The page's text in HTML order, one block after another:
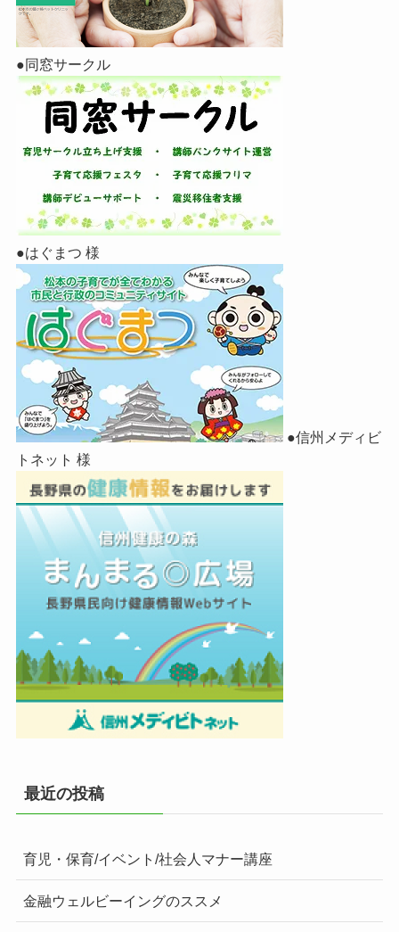
●同窓サークル
●はぐまつ 様
●信州メディビ
トネット 様
最近の投稿
育児・保育/イベント/社会人マナー講座
金融ウェルビーイングのススメ